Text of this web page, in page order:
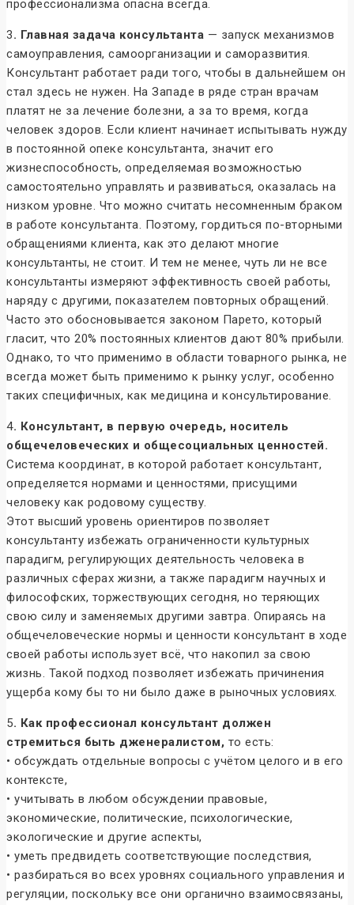
профессионализма опасна всегда.
3. Главная задача консультанта — запуск механизмов
самоуправления, самоорганизации и саморазвития.
Консультант работает ради того, чтобы в дальнейшем он
стал здесь не нужен. На Западе в ряде стран врачам
платят не за лечение болезни, а за то время, когда
человек здоров. Если клиент начинает испытывать нужду
в постоянной опеке консультанта, значит его
жизнеспособность, определяемая возможностью
самостоятельно управлять и развиваться, оказалась на
низком уровне. Что можно считать несомненным браком
в работе консультанта. Поэтому, гордиться по-вторными
обращениями клиента, как это делают многие
консультанты, не стоит. И тем не менее, чуть ли не все
консультанты измеряют эффективность своей работы,
наряду с другими, показателем повторных обращений.
Часто это обосновывается законом Парето, который
гласит, что 20% постоянных клиентов дают 80% прибыли.
Однако, то что применимо в области товарного рынка, не
всегда может быть применимо к рынку услуг, особенно
таких специфичных, как медицина и консультирование.
4. Консультант, в первую очередь, носитель
общечеловеческих и общесоциальных ценностей.
Система координат, в которой работает консультант,
определяется нормами и ценностями, присущими
человеку как родовому существу.
Этот высший уровень ориентиров позволяет
консультанту избежать ограниченности культурных
парадигм, регулирующих деятельность человека в
различных сферах жизни, а также парадигм научных и
философских, торжествующих сегодня, но теряющих
свою силу и заменяемых другими завтра. Опираясь на
общечеловеческие нормы и ценности консультант в ходе
своей работы использует всё, что накопил за свою
жизнь. Такой подход позволяет избежать причинения
ущерба кому бы то ни было даже в рыночных условиях.
5. Как профессионал консультант должен
стремиться быть дженералистом, то есть:
• обсуждать отдельные вопросы с учётом целого и в его
контексте,
• учитывать в любом обсуждении правовые,
экономические, политические, психологические,
экологические и другие аспекты,
• уметь предвидеть соответствующие последствия,
• разбираться во всех уровнях социального управления и
регуляции, поскольку все они органично взаимосвязаны,